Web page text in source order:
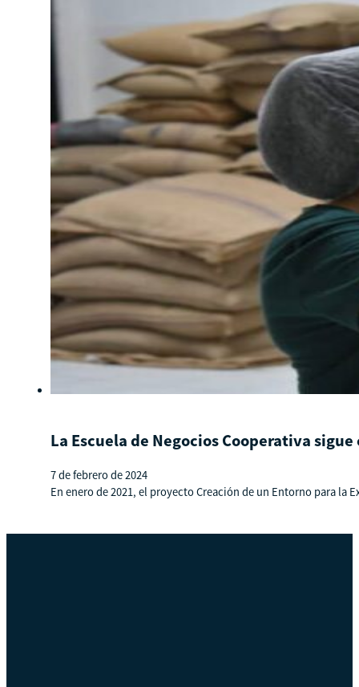
La Escuela de Negocios Cooperativa
7 de febrero de 2024
En enero de 2021, el proyecto Creación de un Entorno para la